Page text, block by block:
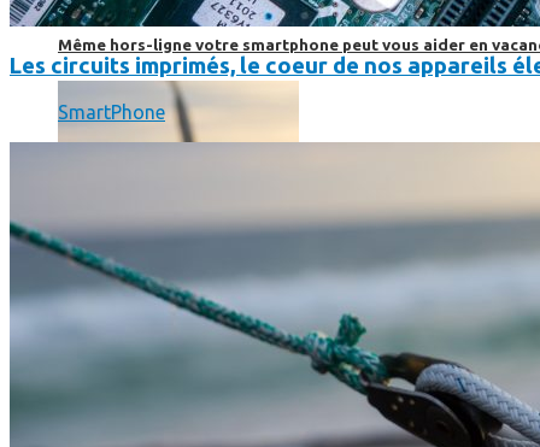
Même hors-ligne votre smartphone peut vous aider en
Les circuits imprimés, le coeur de nos appareils
SmartPhone